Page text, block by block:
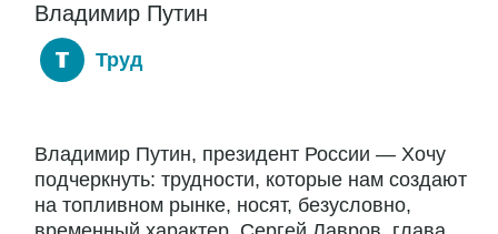
Владимир Путин
Труд
Владимир Путин, президент России — Хочу
подчеркнуть: трудности, которые нам создают
на топливном рынке, носят, безусловно,